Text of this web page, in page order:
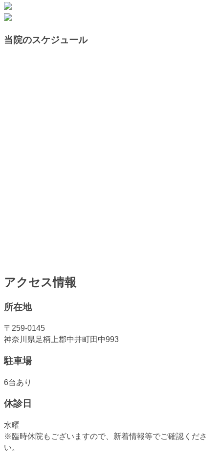
当院のスケジュール
アクセス情報
所在地
〒259-0145
神奈川県足柄上郡中井町田中993
駐車場
6台あり
休診日
水曜
※臨時休院もございますので、新着情報等でご確認くださ
い。